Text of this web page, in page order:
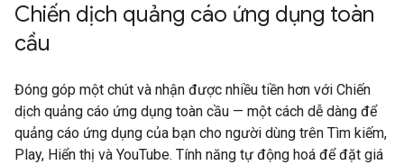
Chiến dịch quảng cáo ứng dụng toàn
cầu
Đóng góp một chút và nhận được nhiều tiền hơn với Chiến
dịch quảng cáo ứng dụng toàn cầu — một cách dễ dàng để
quảng cáo ứng dụng của bạn cho người dùng trên Tìm kiếm,
Play, Hiển thị và YouTube. Tính năng tự động hoá để đặt giá